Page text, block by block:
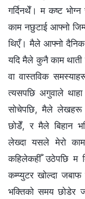
गर्दिनथेँ। म कष्ट
काम नछुटाई आफ्‍नो
थिएँ। मैले आफ्नो दैनिक
यदि मैले कुनै काम थाती
वा वास्तविक
त्यसपछि अगुवाले
सोचेपछि, मैले लेखहरू
छोडेँ, र मैले बिहान
लेख्दा यसले मेरो
कहिलेकहीँ उठेपछि म
कम्प्युटर खोल्दा
भक्तिको समय छोडेर